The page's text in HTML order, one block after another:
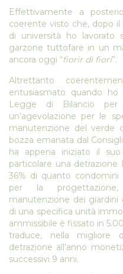
Effettivamente a
coerente visto che, dopo il
di università ho lavorato
garzone tuttofare in un
ancora oggi “fiorir di fiori”.
Altrettanto
entusiasmato quando
Legge di Bilancio
un’agevolazione per le
manutenzione del verde
bozza emanata dal
ha appena iniziato il
particolare una detrazione
36% di quanto condomini
per la
manutenzione dei giardini
di una specifica unità
ammissibile è fissato in
traduce, nella
detrazione all’anno
successivi 9 anni.